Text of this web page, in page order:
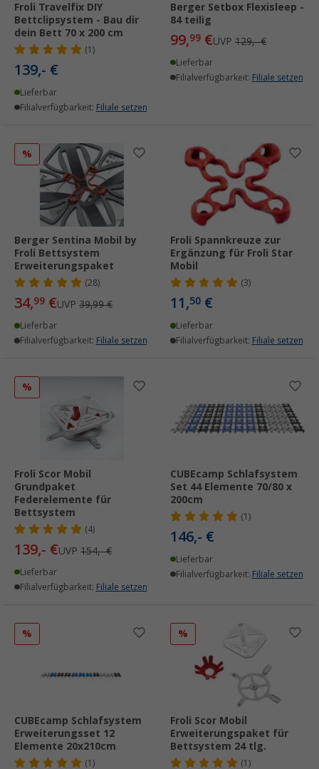
Froli Travelfix DIY
Bettclipsystem - Bau dir
dein Bett 70 x 200 cm
(1)
139,- €
Lieferbar
Filialverfügbarkeit: Filiale setzen
Berger Setbox Flexisleep -
84 teilig
99,99 €UVP 129,- €
Lieferbar
Filialverfügbarkeit: Filiale setzen
%
Berger Sentina Mobil by
Froli Bettsystem
Erweiterungspaket
(28)
34,99 €UVP 39,99 €
Lieferbar
Filialverfügbarkeit: Filiale setzen
Froli Spannkreuze zur
Ergänzung für Froli Star
Mobil
(3)
11,50 €
Lieferbar
Filialverfügbarkeit: Filiale setzen
%
Froli Scor Mobil
Grundpaket
Federelemente für
Bettsystem
(4)
139,- €UVP 154,- €
Lieferbar
Filialverfügbarkeit: Filiale setzen
CUBEcamp Schlafsystem
Set 44 Elemente 70/80 x
200cm
(1)
146,- €
Lieferbar
Filialverfügbarkeit: Filiale setzen
%
CUBEcamp Schlafsystem
Erweiterungsset 12
Elemente 20x210cm
(1)
%
Froli Scor Mobil
Erweiterungspaket für
Bettsystem 24 tlg.
(1)